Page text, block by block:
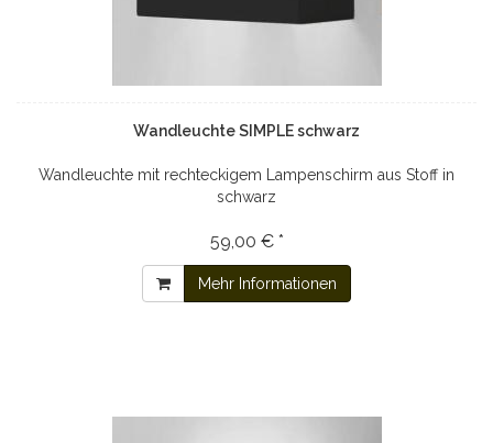
Wandleuchte SIMPLE schwarz
Wandleuchte mit rechteckigem Lampenschirm aus Stoff in
schwarz
59,00 € *
Mehr Informationen